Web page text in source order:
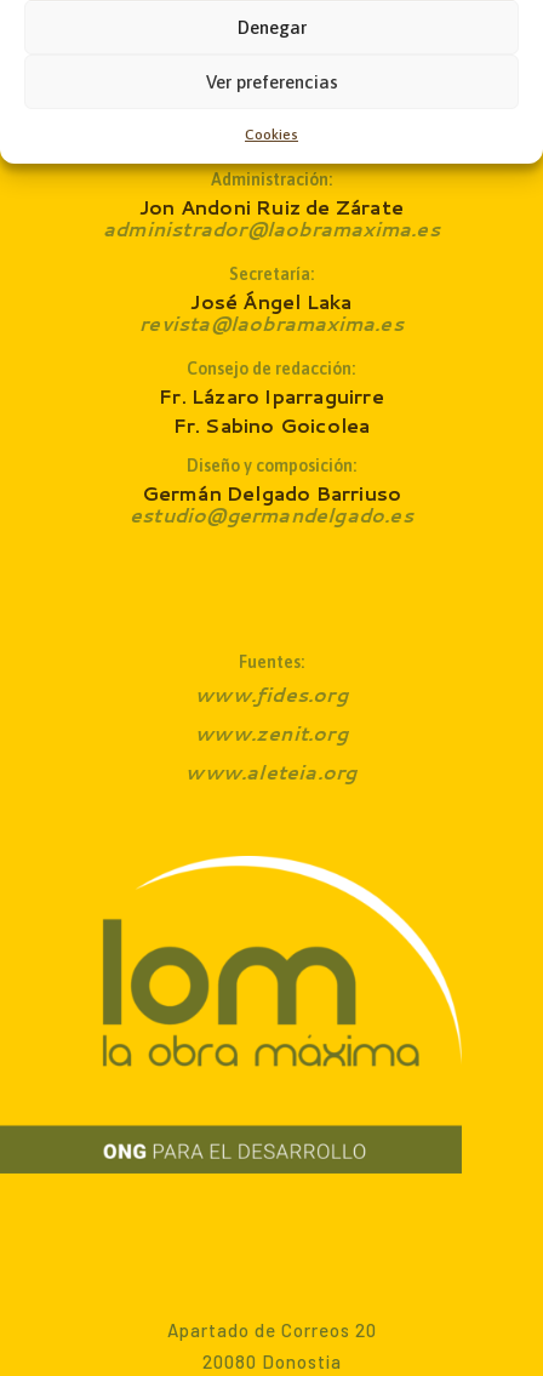
Denegar
Ver preferencias
Cookies
Dirección:
director@laobramaxima.es
Administración:
Jon Andoni Ruiz de Zárate
administrador@laobramaxima.es
Secretaría:
José Ángel Laka
revista@laobramaxima.es
Consejo de redacción:
Fr. Lázaro Iparraguirre
Fr. Sabino Goicolea
Diseño y composición:
Germán Delgado Barriuso
estudio@germandelgado.es
Fuentes:
www.fides.org
www.zenit.org
www.aleteia.org
Apartado de Correos 20
20080 Donostia